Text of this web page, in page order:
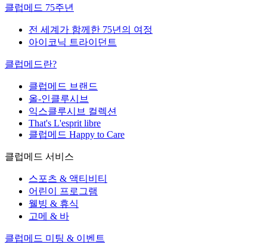
클럽메드 75주년
전 세계가 함께한 75년의 여정
아이코닉 트라이던트
클럽메드란?
클럽메드 브랜드
올-인클루시브
익스클루시브 컬렉션
That's L'esprit libre
클럽메드 Happy to Care
클럽메드 서비스
스포츠 & 액티비티
어린이 프로그램
웰빙 & 휴식
고메 & 바
클럽메드 미팅 & 이벤트